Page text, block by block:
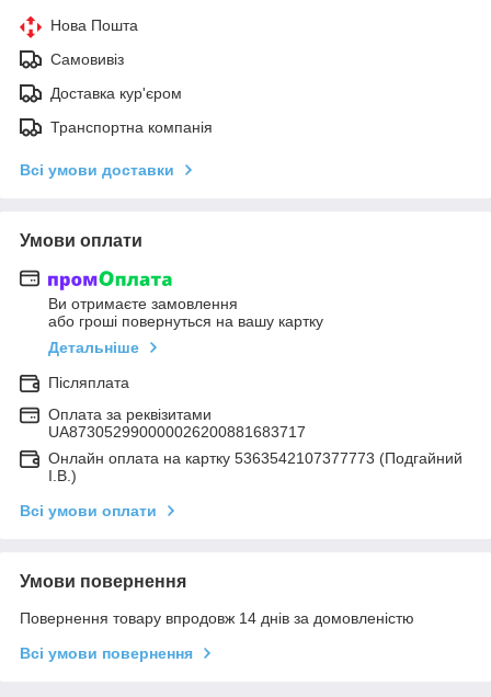
Нова Пошта
Самовивіз
Доставка кур'єром
Транспортна компанія
Всі умови доставки
Умови оплати
Ви отримаєте замовлення
або гроші повернуться на вашу картку
Детальніше
Післяплата
Оплата за реквізитами
UA873052990000026200881683717
Онлайн оплата на картку 5363542107377773 (Подгайний
І.В.)
Всі умови оплати
Умови повернення
Повернення товару впродовж 14 днів за домовленістю
Всі умови повернення